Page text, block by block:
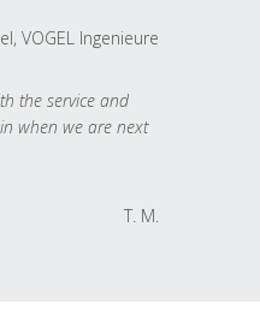
VOGEL Ingenieure
the service and
when we are next
T. M.